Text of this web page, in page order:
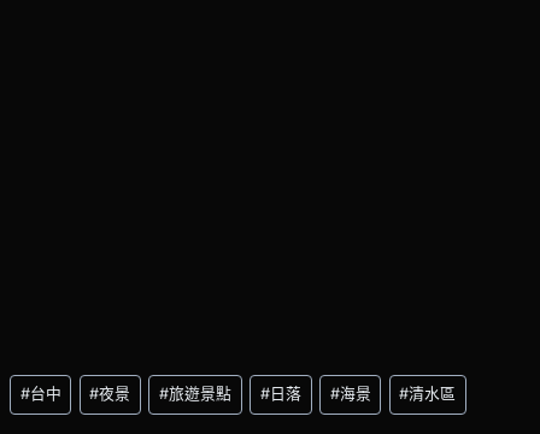
Post
Tags:
#台中 #夜景 #旅遊景點 #日落 #海景 #清水區